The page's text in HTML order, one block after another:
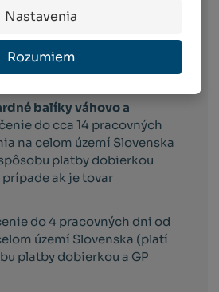
Nastavenia
Rozumiem
(platí v prípade spôsobu
balíky váhovo a
do cca 14 pracovných
na celom území Slovenska
platby dobierkou
prípade ak je tovar
do 4 pracovných dni od
území Slovenska (platí
platby dobierkou a GP